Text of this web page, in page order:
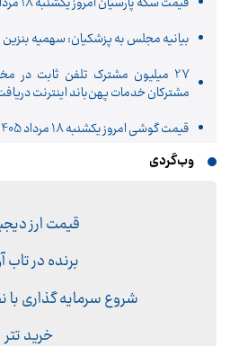
بیانیه مجلس به پزشکیان: سهمیه
مشترکان خدمات پهن‌باند اینترنت
قیمت گوشی امروز یکشنبه 18 مرداد 1405 + جدول
وب‌گردی
قیمت ارز
برنده در تاب
شروع سرمایه گذاری با
خرید تتر